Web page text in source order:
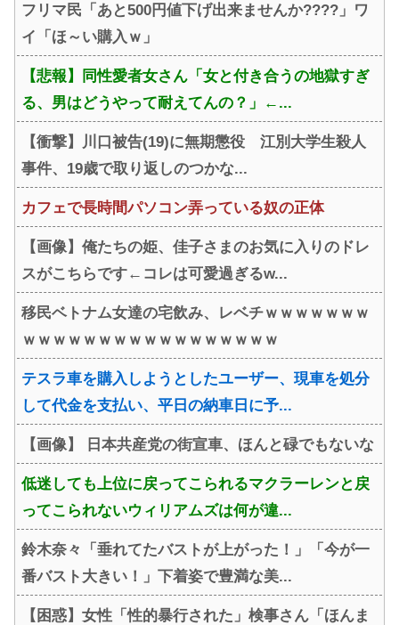
フリマ民「あと500円値下げ出来ませんか????」ワ
イ「ほ～い購入ｗ」
【悲報】同性愛者女さん「女と付き合うの地獄すぎ
る、男はどうやって耐えてんの？」←...
【衝撃】川口被告(19)に無期懲役 江別大学生殺人
事件、19歳で取り返しのつかな...
カフェで長時間パソコン弄っている奴の正体
【画像】俺たちの姫、佳子さまのお気に入りのドレ
スがこちらです←コレは可愛過ぎるw...
移民ベトナム女達の宅飲み、レベチｗｗｗｗｗｗｗ
ｗｗｗｗｗｗｗｗｗｗｗｗｗｗｗｗｗ
テスラ車を購入しようとしたユーザー、現車を処分
して代金を支払い、平日の納車日に予...
【画像】 日本共産党の街宣車、ほんと碌でもないな
低迷しても上位に戻ってこられるマクラーレンと戻
ってこられないウィリアムズは何が違...
鈴木奈々「垂れてたバストが上がった！」「今が一
番バスト大きい！」下着姿で豊満な美...
【困惑】女性「性的暴行された」検事さん「ほんま